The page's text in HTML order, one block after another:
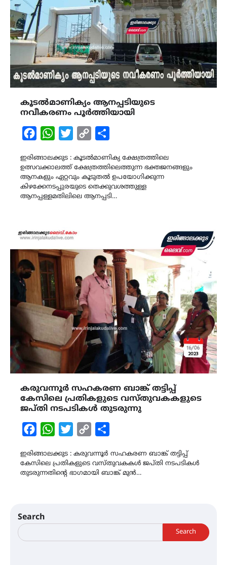
കൂടൽമാണിക്യം ആനപ്പടിയുടെ
നവീകരണം പൂർത്തിയായി
FacebookWhatsAppTwitterCopy
ഇരിങ്ങാലക്കുട : കൂടൽമാണിക്യ ക്ഷേത്രത്തിലെ
ഉത്സവക്കാലത്ത് ക്ഷേത്രത്തിലെത്തുന്ന ഭക്തജനങ്ങളും
ആനകളും ഏറ്റവും കൂടുതൽ ഉപയോഗിക്കുന്ന
കിഴക്കേനടപ്പുരയുടെ തെക്കുവശത്തുള്ള
ആനപ്പള്ളമതിലിലെ ആനപ്പടി…
കരുവന്നൂർ സഹകരണ ബാങ്ക് തട്ടിപ്പ്
കേസിലെ പ്രതികളുടെ വസ്തുവകകളുടെ
ജപ്തി നടപടികൾ തുടരുന്നു
FacebookWhatsAppTwitterCopy
ഇരിങ്ങാലക്കുട : കരുവന്നൂർ സഹകരണ ബാങ്ക് തട്ടിപ്പ്
കേസിലെ പ്രതികളുടെ വസ്തുവകകൾ ജപ്തി നടപടികൾ
തുടരുന്നതിന്‍റെ ഭാഗമായി ബാങ്ക് മുൻ…
Search
Search